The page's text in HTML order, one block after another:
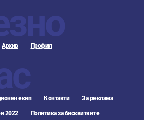
Архив Профил
екип Контакти За реклама
2022 Политика за бисквитките